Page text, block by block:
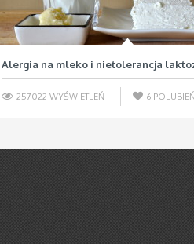
Alergia na mleko i nietolerancja
257022 WYŚWIETLEŃ 6 POLUBIEŃ